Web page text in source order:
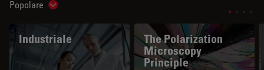
Popolare Show subnavigation
Industriale
The Polarization
Microscopy
Principle